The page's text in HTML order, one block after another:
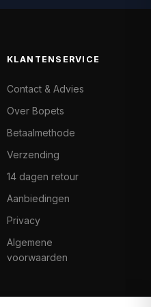
KLANTENSERVICE
Contact & Advies
Over Bopets
Betaalmethode
Verzending
14 dagen retour
Aanbiedingen
Privacy
Algemene
voorwaarden